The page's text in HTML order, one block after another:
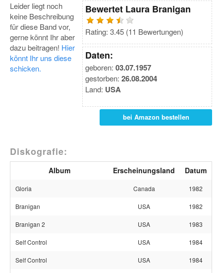
Bewertet Laura Branigan
Rating: 3.45 (11 Bewertungen)
Daten:
geboren: 03.07.1957
gestorben: 26.08.2004
Land: USA
bei Amazon bestellen
Leider liegt noch
keine Beschreibung
für diese Band vor,
gerne könnt Ihr aber
dazu beitragen! Hier
könnt Ihr uns diese
schicken.
Diskografie:
Album Erscheinungsland Datum
Gloria Canada 1982
Branigan USA 1982
Branigan 2 USA 1983
Self Control USA 1984
Self Control USA 1984